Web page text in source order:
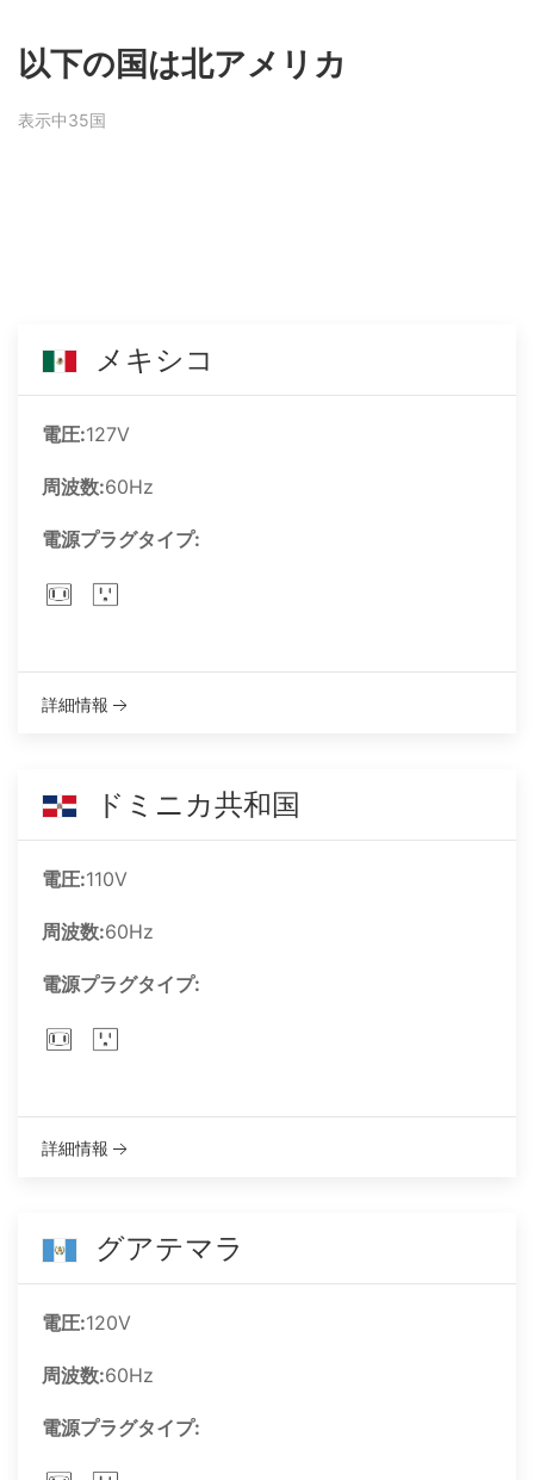
以下の国は北アメリカ
表示中35国
メキシコ
電圧:127V
周波数:60Hz
電源プラグタイプ:
詳細情報
ドミニカ共和国
電圧:110V
周波数:60Hz
電源プラグタイプ:
詳細情報
グアテマラ
電圧:120V
周波数:60Hz
電源プラグタイプ: